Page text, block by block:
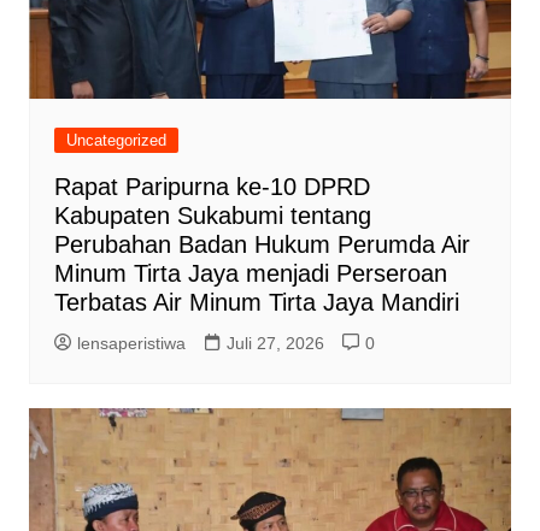
Uncategorized
Rapat Paripurna ke-10 DPRD
Kabupaten Sukabumi tentang
Perubahan Badan Hukum Perumda Air
Minum Tirta Jaya menjadi Perseroan
Terbatas Air Minum Tirta Jaya Mandiri
lensaperistiwa Juli 27, 2026 0